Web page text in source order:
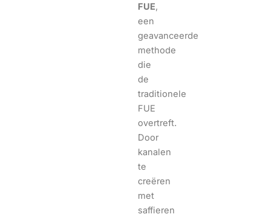
FUE,
een
geavanceerde
methode
die
de
traditionele
FUE
overtreft.
Door
kanalen
te
creëren
met
saffieren